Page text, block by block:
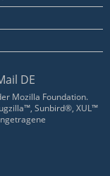
DE
Mozilla Foundation.
Sunbird®, XUL™